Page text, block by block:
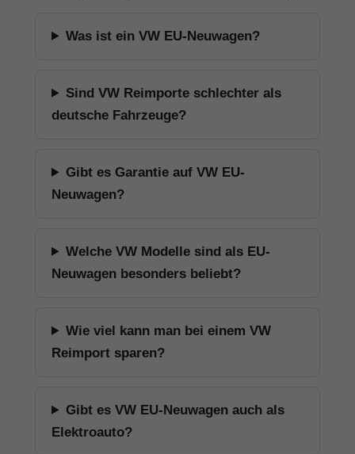
Was ist ein VW EU-Neuwagen?
Sind VW Reimporte schlechter als
deutsche Fahrzeuge?
Gibt es Garantie auf VW EU-
Neuwagen?
Welche VW Modelle sind als EU-
Neuwagen besonders beliebt?
Wie viel kann man bei einem VW
Reimport sparen?
Gibt es VW EU-Neuwagen auch als
Elektroauto?